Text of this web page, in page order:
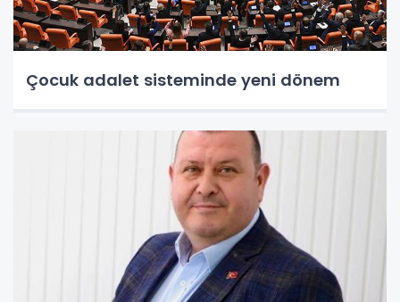
Çocuk adalet sisteminde yeni dönem